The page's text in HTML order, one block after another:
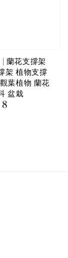
蘭花支撐架
架 植物支撐
葉植物 蘭花
盆栽